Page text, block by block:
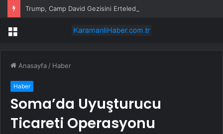
Trump, Camp David Gezisini Erteledi
Menü
Anasayfa / Haber
Haber
Soma’da Uyuşturucu
Ticareti Operasyonu